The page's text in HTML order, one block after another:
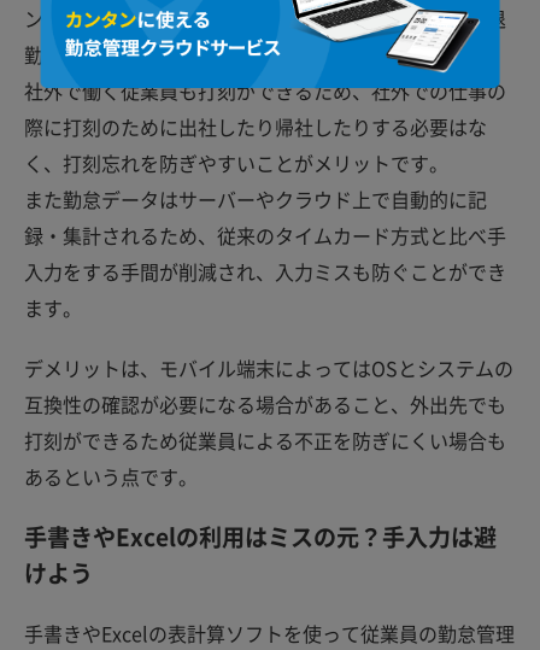
ン・携帯電話などのモバイル端末を利用して、出勤・退
勤時間の打刻ができるシステムです。
社外で働く従業員も打刻ができるため、社外での仕事の
際に打刻のために出社したり帰社したりする必要はな
く、打刻忘れを防ぎやすいことがメリットです。
また勤怠データはサーバーやクラウド上で自動的に記
録・集計されるため、従来のタイムカード方式と比べ手
入力をする手間が削減され、入力ミスも防ぐことができ
ます。
デメリットは、モバイル端末によってはOSとシステムの
互換性の確認が必要になる場合があること、外出先でも
打刻ができるため従業員による不正を防ぎにくい場合も
あるという点です。
手書きやExcelの利用はミスの元？手入力は避
けよう
手書きやExcelの表計算ソフトを使って従業員の勤怠管理